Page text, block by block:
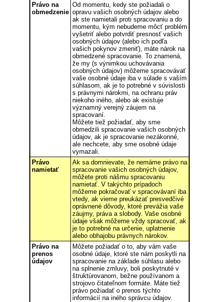
Právo na
obmedzenie
Od momentu, kedy ste požiadali o
opravu vašich osobných údajov alebo
ak ste namietali proti spracovaniu a do
momentu, kým nebudeme môcť problém
vyšetriť alebo potvrdiť presnosť vašich
osobných údajov (alebo ich podľa
vašich pokynov zmeniť), máte nárok na
obmedzené spracovanie. To znamená,
že my (s výnimkou uchovávania
osobných údajov) môžeme spracovávať
vaše osobné údaje iba v súlade s vaším
súhlasom, ak je to potrebné v súvislosti
s právnymi nárokmi, na ochranu práv
niekoho iného, alebo ak existuje
významný verejný záujem na
spracovaní.
Môžete tiež požiadať, aby sme
obmedzili spracovanie vašich osobných
údajov, ak je spracovanie nezákonné,
ale nechcete, aby sme osobné údaje
vymazali.
Právo
namietať
Ak sa domnievate, že nemáme právo na
spracovanie vašich osobných údajov,
môžete proti nášmu spracovaniu
namietať. V takýchto prípadoch
môžeme pokračovať v spracovávaní iba
vtedy, ak vieme preukázať presvedčivé
oprávnené dôvody, ktoré prevážia vaše
záujmy, práva a slobody. Vaše osobné
údaje však môžeme vždy spracovať, ak
je to potrebné na určenie, uplatnenie
alebo obhajobu právnych nárokov.
Právo na
prenos
údajov
Môžete požiadať o to, aby vám vaše
osobné údaje, ktoré ste nám poskytli na
spracovanie na základe súhlasu alebo
na splnenie zmluvy, boli poskytnuté v
štruktúrovanom, bežne používanom a
strojovo čitateľnom formáte. Máte tiež
právo požiadať o prenos týchto
informácií na iného správcu údajov.